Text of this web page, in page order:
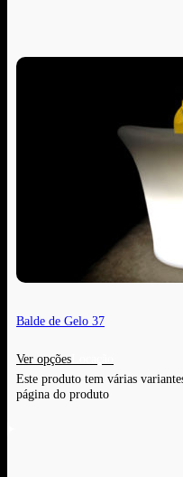
Balde de Gelo 37
Ver opções
Este produto tem várias
página do produto